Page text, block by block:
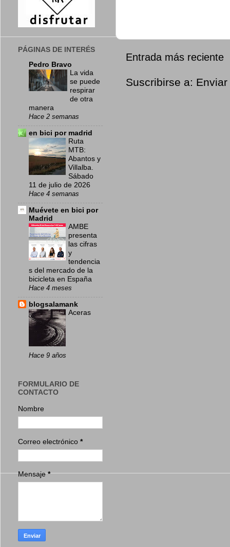
Entrada más reciente
Suscribirse a:
PÁGINAS DE INTERÉS
Pedro Bravo
La vida
se puede
respirar
de otra
manera
Hace 2 semanas
en bici por madrid
Ruta
MTB:
Abantos y
Villalba.
Sábado
11 de julio de 2026
Hace 4 semanas
Muévete en bici por
Madrid
AMBE
presenta
las cifras
y
tendencia
s del mercado de la
bicicleta en España
Hace 4 meses
blogsalamank
Aceras
Hace 9 años
FORMULARIO DE
CONTACTO
Nombre
Correo electrónico *
Mensaje*